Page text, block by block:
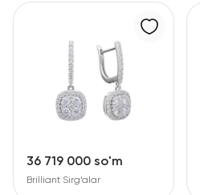
36 719 000 so'm
Brilliant Sirg‘alar